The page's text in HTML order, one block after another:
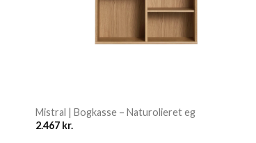
Mistral | Bogkasse – Naturolieret eg
2.467 kr.